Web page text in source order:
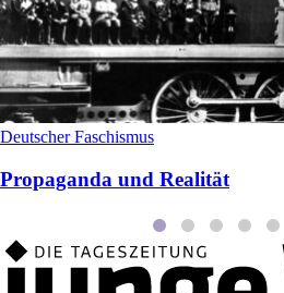
Deutscher Faschismus
Propaganda und Realität